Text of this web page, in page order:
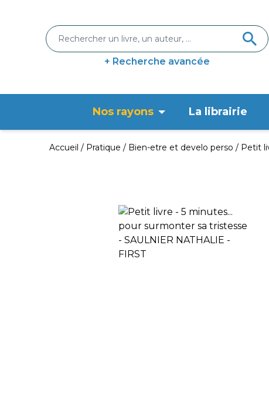
+ Recherche avancée
Nos rayons La librairie
Accueil Pratique Bien-etre et develo perso Petit